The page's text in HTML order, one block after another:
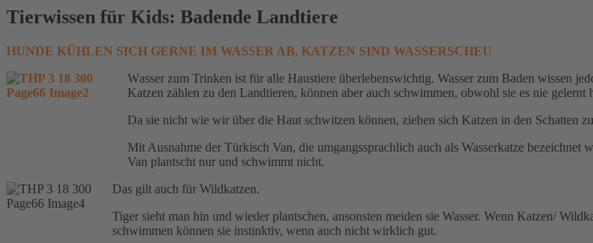
Tierwissen für Kids: Badende Landtiere
HUNDE KÜHLEN SICH GERNE IM WASSER AB, KATZEN SIND WASSERSCHEU
Wasser zum Trinken ist für alle Haustiere überlebenswichtig. Wasser zum Baden wissen
Katzen zählen zu den Landtieren, können aber auch schwimmen, obwohl sie es nie
Da sie nicht wie wir über die Haut schwitzen können, ziehen sich Katzen in den Schatten
Mit Ausnahme der Türkisch Van, die umgangssprachlich auch als Wasserkatze
Van plantscht nur und schwimmt nicht.
Das gilt auch für Wildkatzen.
Tiger sieht man hin und wieder plantschen, ansonsten meiden sie Wasser. Wenn Katzen/
schwimmen können sie instinktiv, wenn auch nicht wirklich gut.